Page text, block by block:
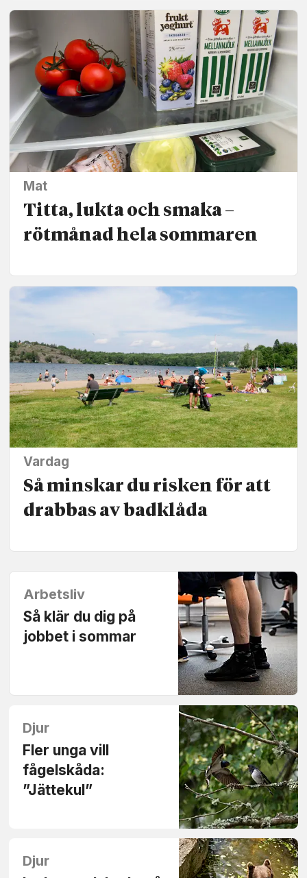
Mat
Titta, lukta och smaka –
rötmånad hela sommaren
Vardag
Så minskar du risken för att
drabbas av badklåda
Arbetsliv
Så klär du dig på
jobbet i sommar
Djur
Fler unga vill
fågelskåda:
”Jättekul”
Djur